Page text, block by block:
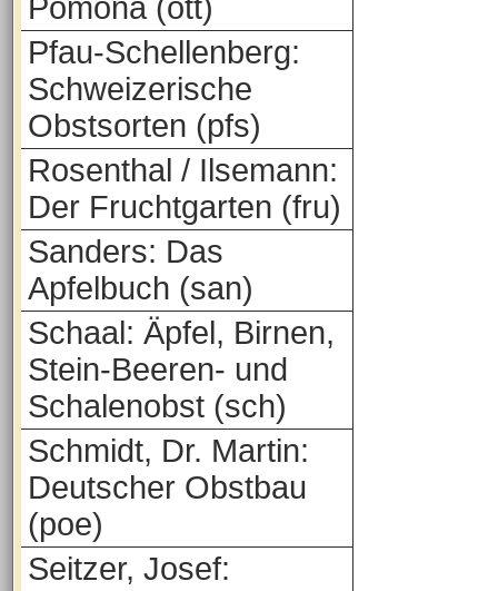
Pomona (ott)
Pfau-Schellenberg:
Schweizerische
Obstsorten (pfs)
Rosenthal / Ilsemann:
Der Fruchtgarten (fru)
Sanders: Das
Apfelbuch (san)
Schaal: Äpfel, Birnen,
Stein-Beeren- und
Schalenobst (sch)
Schmidt, Dr. Martin:
Deutscher Obstbau
(poe)
Seitzer, Josef: